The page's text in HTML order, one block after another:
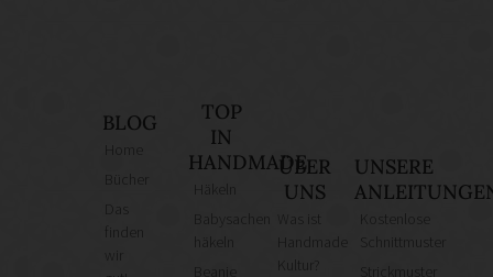
BLOG
finden
TOP
IN
HANDMADE
ÜBER
UNS
Was ist
Kultur?
UNSERE
Kostenlose
Schnittmuster
Strickmuster